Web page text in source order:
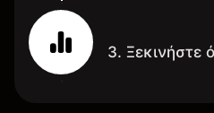
3. Ξεκινήστε